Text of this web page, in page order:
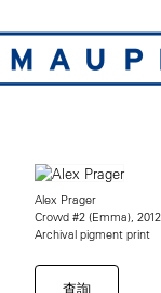
Alex Prager
Crowd #2 (Emma), 2012
Archival pigment print
查詢